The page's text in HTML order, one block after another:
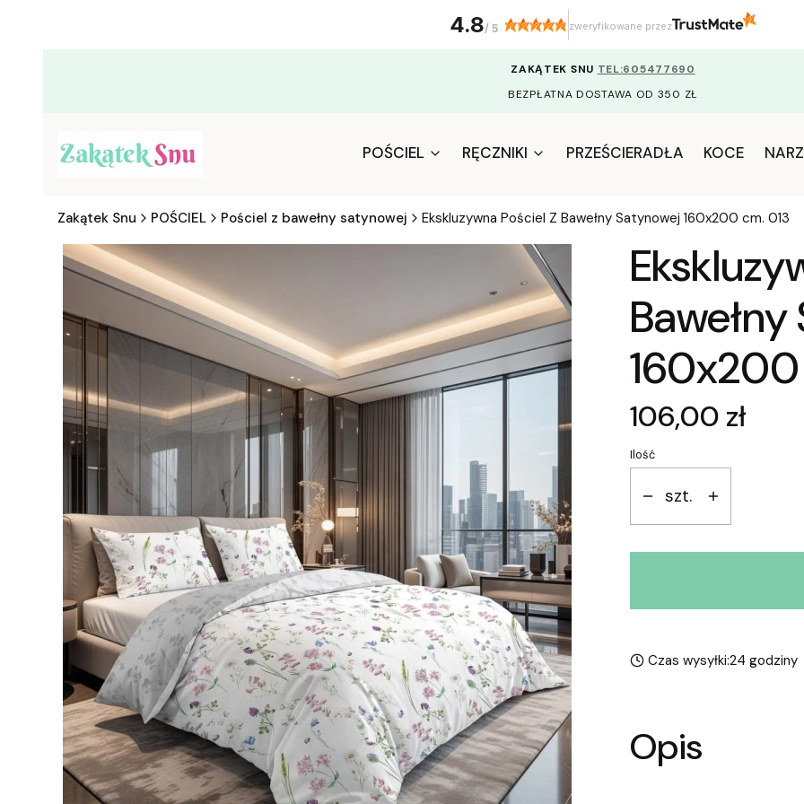
ZAKĄTEK SNU TEL:605477690
BEZPŁATNA DOSTAWA OD 350 ZŁ
POŚCIEL RĘCZNIKI PRZEŚCIERADŁA KOCE
Zakątek Snu POŚCIEL Pościel z bawełny satynowej Ekskluzywna Pościel Z Bawełny Satynowej 160x200 cm. 013
Cena
106,00 zł
Ilość
szt.
Czas wysyłki:24 godziny
Opis
4.8/ 5 zweryfikowane przez